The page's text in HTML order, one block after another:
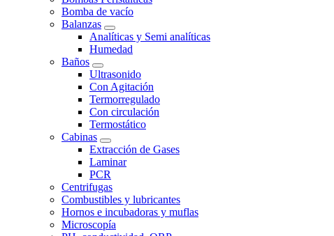
Bomba de vacío
Balanzas
Analíticas y Semi analíticas
Humedad
Baños
Ultrasonido
Con Agitación
Termorregulado
Con circulación
Termostático
Cabinas
Extracción de Gases
Laminar
PCR
Centrifugas
Combustibles y lubricantes
Hornos e incubadoras y muflas
Microscopía